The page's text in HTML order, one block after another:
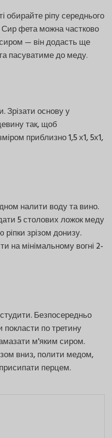
обирайте ріпу середнього
Сир фета можна частково
— він додасть ще
пасуватиме до меду.
Зрізати основу у
так, щоб
приблизно 1,5 х1, 5х1,
налити воду та вино.
5 столових ложок меду
зрізом донизу.
на мінімальному вогні 2-
Безпосередньо
по третину
м'яким сиром.
вниз, полити медом,
перцем.